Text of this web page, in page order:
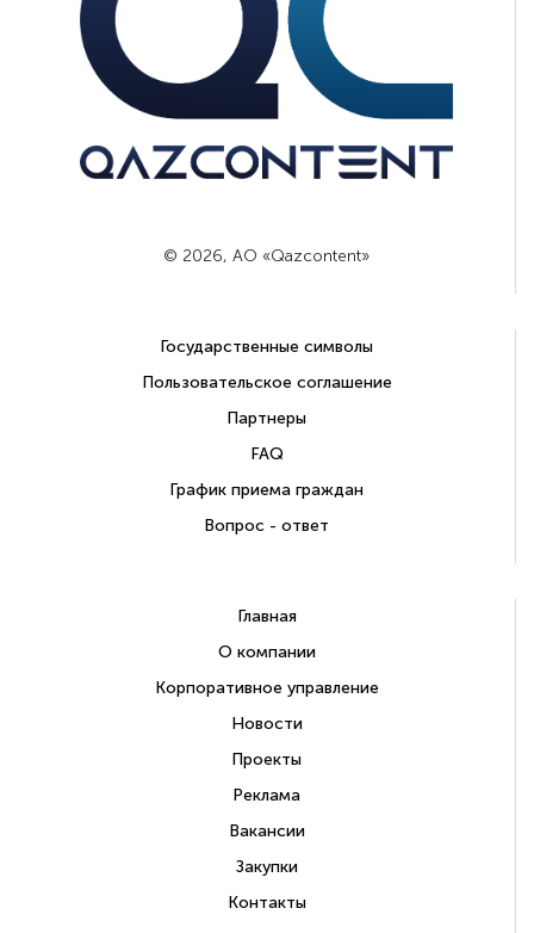
© 2026, АО «Qazcontent»
Государственные символы
Пользовательское соглашение
Партнеры
FAQ
График приема граждан
Вопрос - ответ
Главная
О компании
Корпоративное управление
Новости
Проекты
Реклама
Вакансии
Закупки
Контакты